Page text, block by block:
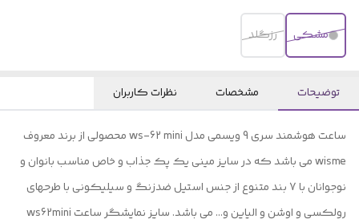
مشکی رزگلد
توضیحات مشخصات نظرات کاربران
ساعت هوشمند سری 9 ویسمی مدل ws-62 mini محصولی از برند معروف
wisme می باشد که در سایز مینی یک پک جذاب و خاص مناسب بانوان و
نوجوانان با 7 بند متنوع از جنس استیل ضدزنگ و سیلیکونی با طرحهای
رولکسی و اوشن و الپاین و... می باشد. سایز نمایشگر ساعت ws62mini